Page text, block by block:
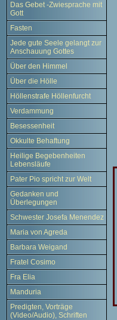
Das Gebet -Zwiesprache mit
Gott
Fasten
Jede gute Seele gelangt zur
Anschauung Gottes
Über den Himmel
Über die Hölle
Höllenstrafe Höllenfurcht
Verdammung
Besessenheit
Okkulte Behaftung
Heilige Begebenheiten
Lebensläufe
Pater Pio spricht zur Welt
Gedanken und
Überlegungen
Schwester Josefa Menendez
Maria von Agreda
Barbara Weigand
Fratel Cosimo
Fra Elia
Manduria
Predigten, Vorträge
(Video/Audio), Schriften